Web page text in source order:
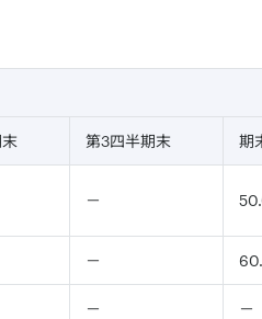
第3四半期末 期
－
－
－ －